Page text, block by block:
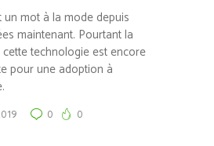
un mot à la mode depuis
maintenant. Pourtant la
technologie est encore
pour une adoption à
0 0